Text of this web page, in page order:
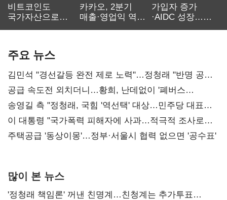
비트코인도
국가자산으로…'
카카오, 2분기
매출·영업익 역대
가입자 증가
·AIDC 성장…
주요 뉴스
김민석 "경선갈등 완전 제로 노력"…정청래 "반명 공세
사과부터"
공급 속도전 외치더니…황희, 난데없이 '폐버스
리모델링' 제안
송영길 측 "정청래, 국힘 '역선택' 대상…민주당 대표로
총선 지휘 못해"
이 대통령 "국가폭력 피해자에 사과…적극적 조사로
진실 밝혀야"
주택공급 '동상이몽'…정부·서울시 협력 없으면 '공수표'
많이 본 뉴스
'정청래 책임론' 꺼낸 친명계…친청계는 추가투표